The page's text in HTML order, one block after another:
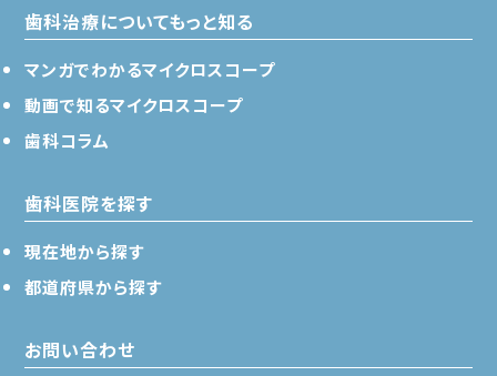
歯科治療についてもっと知る
マンガでわかるマイクロスコープ
動画で知るマイクロスコープ
歯科コラム
歯科医院を探す
現在地から探す
都道府県から探す
お問い合わせ